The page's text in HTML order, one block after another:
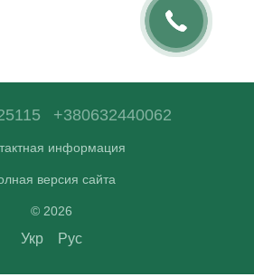
+380632440062
информация
версия сайта
© 2026
Укр Рус